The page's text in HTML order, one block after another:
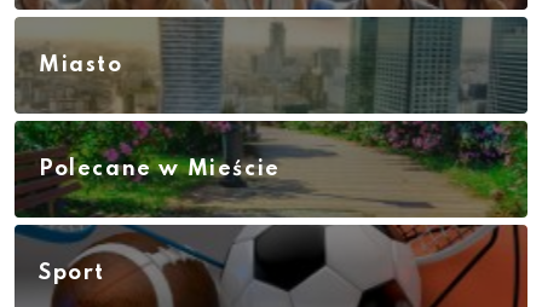
Miasto
Polecane w Mieście
Sport